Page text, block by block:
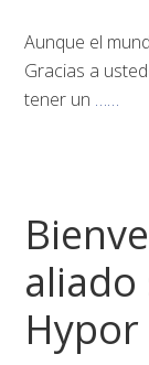
Aunque el
Gracias a
tener un ……
aliado
Hypor